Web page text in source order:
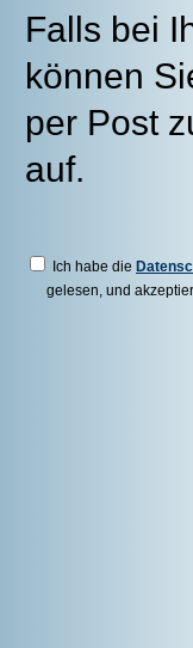
Falls bei
können
per Post
auf.
Ich habe die
gelesen, und